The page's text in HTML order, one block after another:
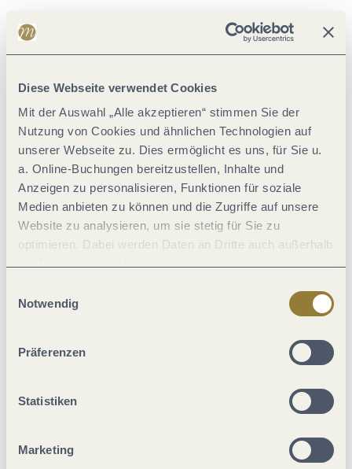
Diese Webseite verwendet Cookies
Mit der Auswahl „Alle akzeptieren“ stimmen Sie der
Nutzung von Cookies und ähnlichen Technologien auf
unserer Webseite zu. Dies ermöglicht es uns, für Sie u.
a. Online-Buchungen bereitzustellen, Inhalte und
Anzeigen zu personalisieren, Funktionen für soziale
Medien anbieten zu können und die Zugriffe auf unsere
Website zu analysieren, um sie stetig für Sie zu
optimieren. Dabei werden Daten an Dritte auch außerhalb
jederzeit widerrufen werden. Mit der Auswahl "Alle
ablehnen" kann es zu Beeinträchtigungen in der Nutzung
Notwendig
Präferenzen
Statistiken
Marketing
Ausstattung Zimmer/Appartement
Divers
Eignung
Lage
Einrichtungen Betrieb